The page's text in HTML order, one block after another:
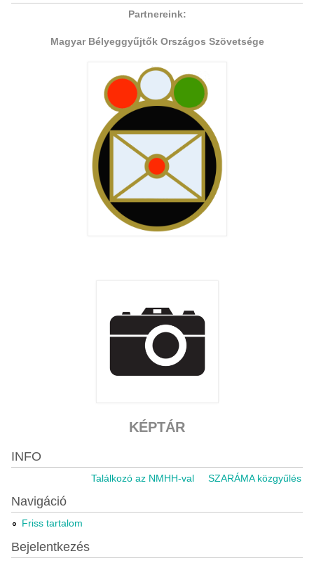
Partnereink:
Magyar Bélyeggyűjtők Országos Szövetsége
KÉPTÁR
INFO
Találkozó az NMHH-val SZARÁMA közgyűlés
Navigáció
Friss tartalom
Bejelentkezés